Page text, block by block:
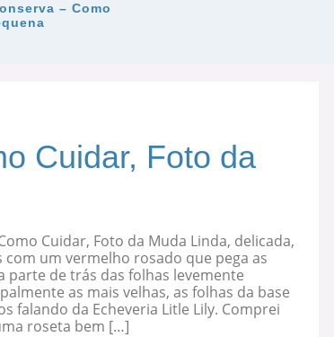
– Como
Cuidar, Foto da
Cuidar, Foto da Muda Linda, delicada,
um vermelho rosado que pega as
parte de trás das folhas levemente
as mais velhas, as folhas da base
falando da Echeveria Litle Lily. Comprei
roseta bem […]